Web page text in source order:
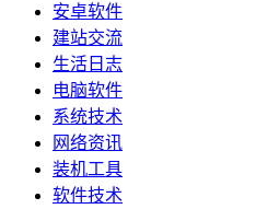
安卓软件
建站交流
生活日志
电脑软件
系统技术
网络资讯
装机工具
软件技术